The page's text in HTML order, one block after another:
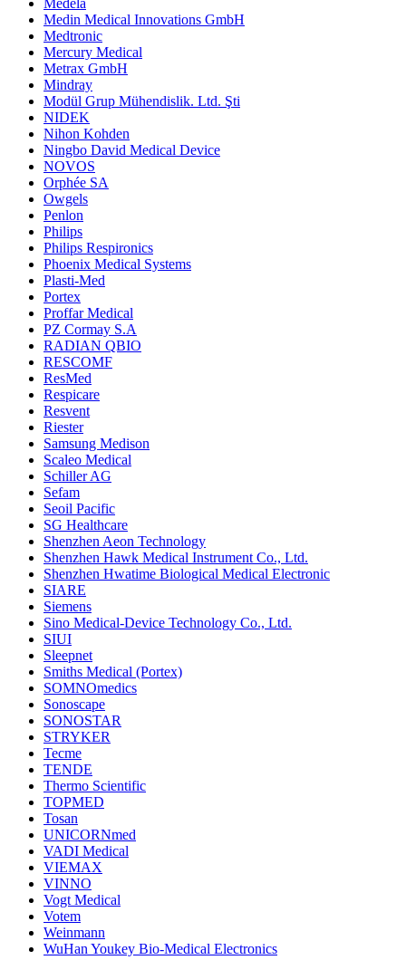
Medela
Medin Medical Innovations GmbH
Medtronic
Mercury Medical
Metrax GmbH
Mindray
Modül Grup Mühendislik. Ltd. Şti
NIDEK
Nihon Kohden
Ningbo David Medical Device
NOVOS
Orphée SA
Owgels
Penlon
Philips
Philips Respironics
Phoenix Medical Systems
Plasti-Med
Portex
Proffar Medical
PZ Cormay S.A
RADIAN QBIO
RESCOMF
ResMed
Respicare
Resvent
Riester
Samsung Medison
Scaleo Medical
Schiller AG
Sefam
Seoil Pacific
SG Healthcare
Shenzhen Aeon Technology
Shenzhen Hawk Medical Instrument Co., Ltd.
Shenzhen Hwatime Biological Medical Electronic
SIARE
Siemens
Sino Medical-Device Technology Co., Ltd.
SIUI
Sleepnet
Smiths Medical (Portex)
SOMNOmedics
Sonoscape
SONOSTAR
STRYKER
Tecme
TENDE
Thermo Scientific
TOPMED
Tosan
UNICORNmed
VADI Medical
VIEMAX
VINNO
Vogt Medical
Votem
Weinmann
WuHan Youkey Bio-Medical Electronics